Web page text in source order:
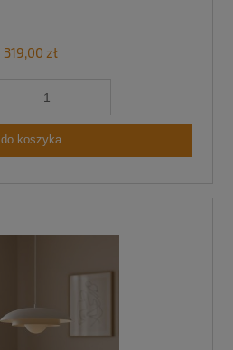
319,00 zł
do koszyka